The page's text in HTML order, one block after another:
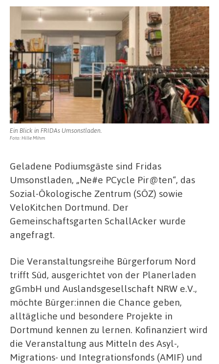
Ein Blick in FRIDAs Umsonstladen.
Foto: Hille Mihm
Geladene Podiumsgäste sind Fridas
Umsonstladen, „Ne#e PCycle Pir@ten“, das
Sozial-Ökologische Zentrum (SÖZ) sowie
VeloKitchen Dortmund. Der
Gemeinschaftsgarten SchallAcker wurde
angefragt.
Die Veranstaltungsreihe Bürgerforum Nord
trifft Süd, ausgerichtet von der Planerladen
gGmbH und Auslandsgesellschaft NRW e.V.,
möchte Bürger:innen die Chance geben,
alltägliche und besondere Projekte in
Dortmund kennen zu lernen. Kofinanziert wird
die Veranstaltung aus Mitteln des Asyl-,
Migrations- und Integrationsfonds (AMIF) und